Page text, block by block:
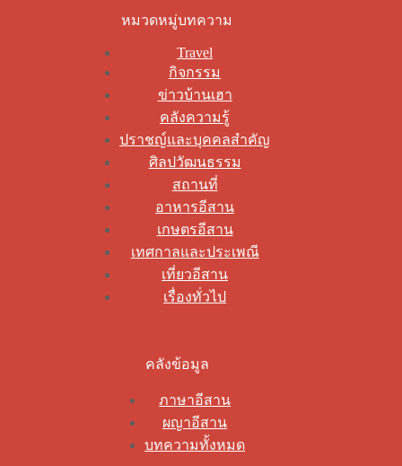
หมวดหมู่บทความ
Travel
กิจกรรม
ข่าวบ้านเฮา
คลังความรู้
ปราชญ์และบุคคลสำคัญ
ศิลปวัฒนธรรม
สถานที่
อาหารอีสาน
เกษตรอีสาน
เทศกาลและประเพณี
เที่ยวอีสาน
เรื่องทั่วไป
คลังข้อมูล
ภาษาอีสาน
ผญาอีสาน
บทความทั้งหมด